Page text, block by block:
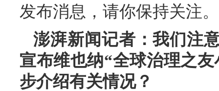
发布消息，请你保持关注。
澎湃新闻记者：我们注
宣布维也纳“全球治理之
步介绍有关情况？